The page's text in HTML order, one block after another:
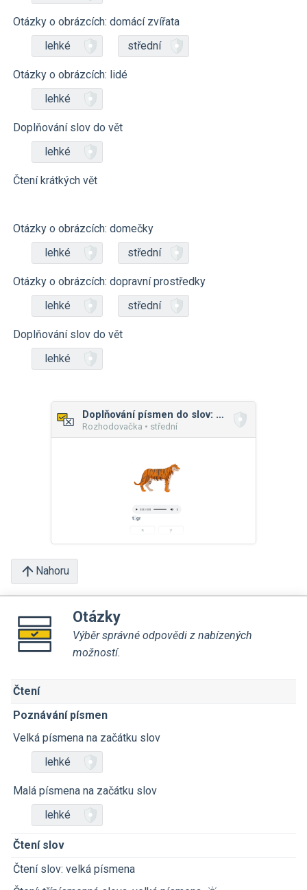
Otázky o obrázcích: domácí zvířata
lehké
střední
Otázky o obrázcích: lidé
lehké
Doplňování slov do vět
lehké
Čtení krátkých vět
Otázky o obrázcích: domečky
lehké
střední
Otázky o obrázcích: dopravní prostředky
lehké
střední
Doplňování slov do vět
lehké
Doplňování písmen do slov: malá písmena
Rozhodovačka • střední
Nahoru
Otázky
Výběr správné odpovědi z nabízených
možností.
Čtení
Poznávání písmen
Velká písmena na začátku slov
lehké
Malá písmena na začátku slov
lehké
Čtení slov
Čtení slov: velká písmena